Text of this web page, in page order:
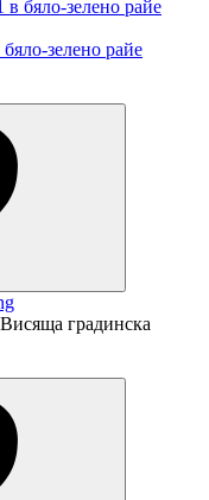
зелено райе
Висяща градинска